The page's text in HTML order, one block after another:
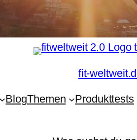
fit-
BlogThemen Produkttests